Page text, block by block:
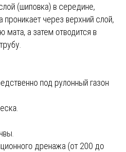
(шиповка) в середине,
проникает через верхний слой,
мата, а затем отводится в
под рулонный газон
дренажа (от 200 до